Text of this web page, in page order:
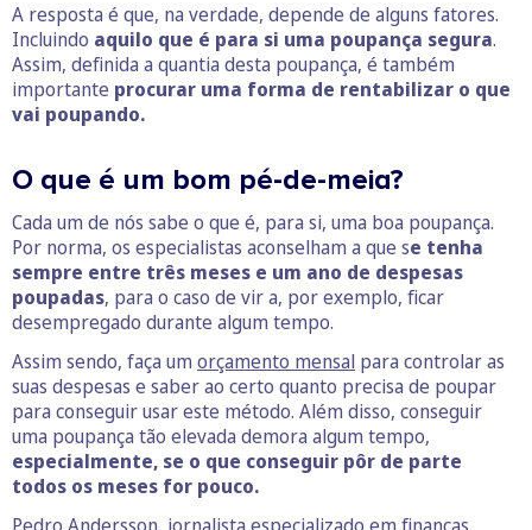
A resposta é que, na verdade, depende de alguns fatores.
Incluindo aquilo que é para si uma poupança segura.
Assim, definida a quantia desta poupança, é também
importante procurar uma forma de rentabilizar o que
vai poupando.
O que é um bom pé-de-meia?
Cada um de nós sabe o que é, para si, uma boa poupança.
Por norma, os especialistas aconselham a que se tenha
sempre entre três meses e um ano de despesas
poupadas, para o caso de vir a, por exemplo, ficar
desempregado durante algum tempo.
Assim sendo, faça um orçamento mensal para controlar as
suas despesas e saber ao certo quanto precisa de poupar
para conseguir usar este método. Além disso, conseguir
uma poupança tão elevada demora algum tempo,
especialmente, se o que conseguir pôr de parte
todos os meses for pouco.